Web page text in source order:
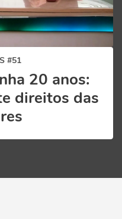
#51
20 anos:
direitos das